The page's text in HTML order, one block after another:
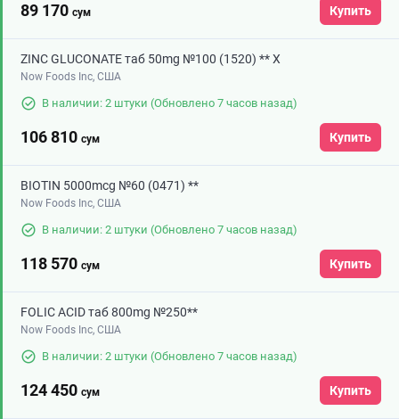
89 170 сум Купить
ZINC GLUCONATE таб 50mg №100 (1520) ** Х
Now Foods Inc, США
В наличии: 2 штуки (Обновлено 7 часов назад)
106 810 сум Купить
BIOTIN 5000mcg №60 (0471) **
Now Foods Inc, США
В наличии: 2 штуки (Обновлено 7 часов назад)
118 570 сум Купить
FOLIC ACID таб 800mg №250**
Now Foods Inc, США
В наличии: 2 штуки (Обновлено 7 часов назад)
124 450 сум Купить